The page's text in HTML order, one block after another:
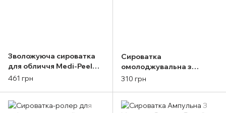
Зволожуюча сироватка
для обличчя Medi-Peel
Aqua Plus Tox Ampoule
461 грн
Сироватка
омолоджувальна з
ретинолом для обличчя
310 грн